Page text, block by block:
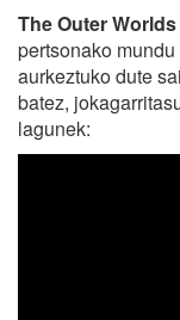
The Outer
pertsonako
aurkeztuko dute
batez,
lagunek: